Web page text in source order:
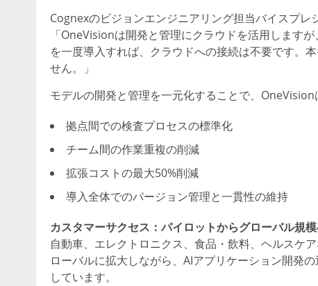
Cognexのビジョンエンジニアリング担当バイスプレ
「OneVisionは開発と管理にクラウドを活用します
を一度導入すれば、クラウドへの接続は不要です。
せん。」
モデルの開発と管理を一元化することで、
拠点間での検査プロセスの標準化
チーム間の作業重複の削減
拡張コストの最大50%削減
導入全体でのバージョン管理と一貫性の維持
カスタマーサクセス：パイロットからグローバル規
自動車、エレクトロニクス、食品・飲料、ヘルスケ
ローバルに拡大しながら、AIアプリケーション開発
しています。